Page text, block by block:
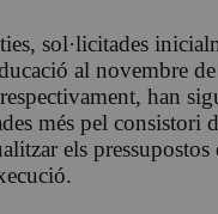
sol·licitades
al novembre
han
més pel consistori
els